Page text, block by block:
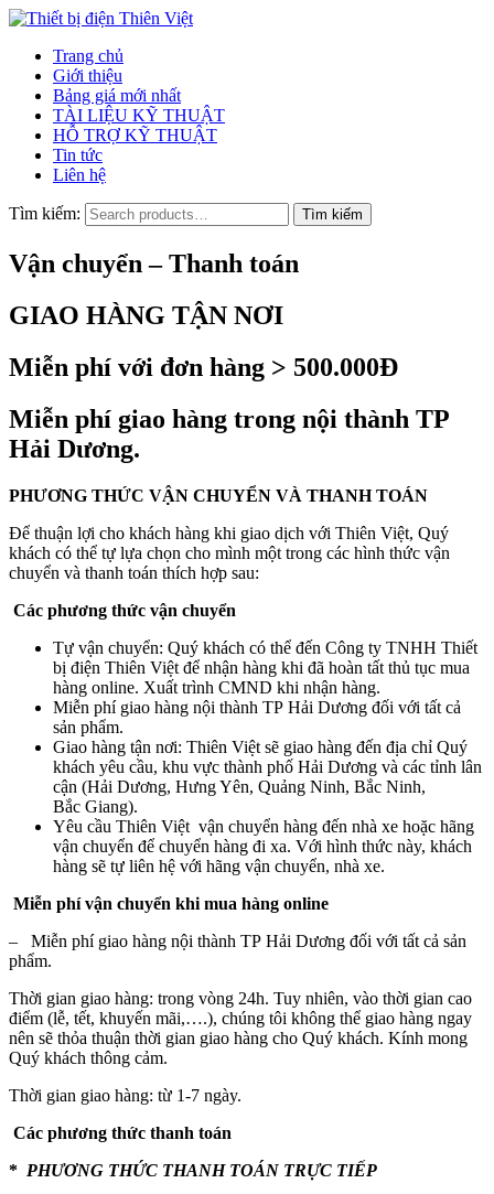
Trang chủ
Giới thiệu
Bảng giá mới nhất
TÀI LIỆU KỸ THUẬT
HỖ TRỢ KỸ THUẬT
Tin tức
Liên hệ
Tìm kiếm:
Vận chuyển – Thanh toán
GIAO HÀNG TẬN NƠI
Miễn phí với đơn hàng > 500.000Đ
Miễn phí giao hàng trong nội thành TP
Hải Dương.
PHƯƠNG THỨC VẬN CHUYỂN VÀ THANH TOÁN
Để thuận lợi cho khách hàng khi giao dịch với Thiên Việt, Quý
khách có thể tự lựa chọn cho mình một trong các hình thức vận
chuyển và thanh toán thích hợp sau:
Các phương thức vận chuyển
Tự vận chuyển: Quý khách có thể đến Công ty TNHH Thiết
bị điện Thiên Việt để nhận hàng khi đã hoàn tất thủ tục mua
hàng online. Xuất trình CMND khi nhận hàng.
Miễn phí giao hàng nội thành TP Hải Dương đối với tất cả
sản phẩm.
Giao hàng tận nơi: Thiên Việt sẽ giao hàng đến địa chỉ Quý
khách yêu cầu, khu vực thành phố Hải Dương và các tỉnh lân
cận (Hải Dương, Hưng Yên, Quảng Ninh, Bắc Ninh,
Bắc Giang).
Yêu cầu Thiên Việt vận chuyển hàng đến nhà xe hoặc hãng
vận chuyển để chuyển hàng đi xa. Với hình thức này, khách
hàng sẽ tự liên hệ với hãng vận chuyển, nhà xe.
Miễn phí vận chuyển khi mua hàng online
– Miễn phí giao hàng nội thành TP Hải Dương đối với tất cả sản
phẩm.
Thời gian giao hàng: trong vòng 24h. Tuy nhiên, vào thời gian cao
điểm (lễ, tết, khuyến mãi,….), chúng tôi không thể giao hàng ngay
nên sẽ thỏa thuận thời gian giao hàng cho Quý khách. Kính mong
Quý khách thông cảm.
Thời gian giao hàng: từ 1-7 ngày.
Các phương thức thanh toán
* PHƯƠNG THỨC THANH TOÁN TRỰC TIẾP